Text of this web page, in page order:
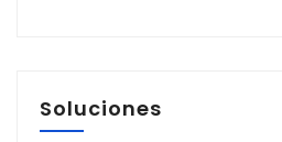
Soluciones